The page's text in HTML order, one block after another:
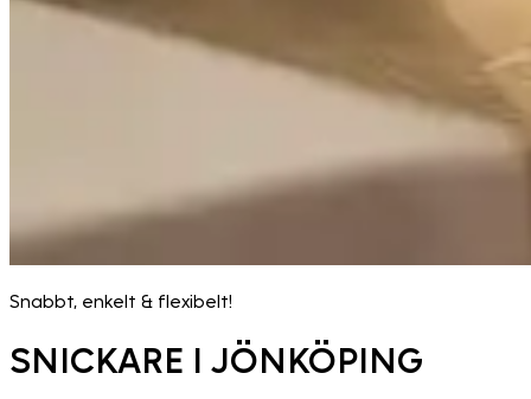
Snabbt, enkelt & flexibelt!
SNICKARE I JÖNKÖPING